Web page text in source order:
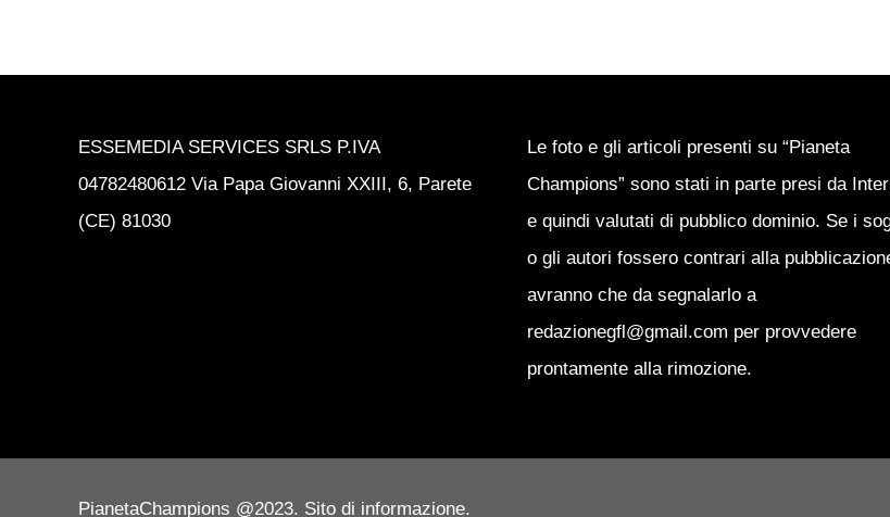
ESSEMEDIA SERVICES SRLS P.IVA
04782480612 Via Papa Giovanni XXIII, 6, Parete
(CE) 81030
Le foto e gli articoli presenti su “Pianeta
Champions” sono stati in parte presi da
e quindi valutati di pubblico dominio. Se i
o gli autori fossero contrari alla
avranno che da segnalarlo a
redazionegfl@gmail.com per provvedere
prontamente alla rimozione.
PianetaChampions @2023. Sito di informazione.